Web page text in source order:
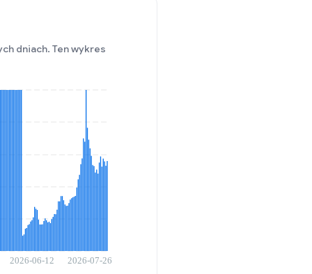
dniach. Ten wykres